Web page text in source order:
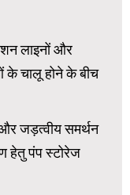
लाइनों और
के चालू होने के बीच
और जड़त्वीय समर्थन
हेतु पंप स्टोरेज